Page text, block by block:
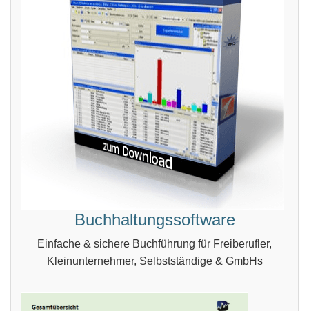
Buchhaltungssoftware
Einfache & sichere Buchführung für Freiberufler,
Kleinunternehmer, Selbstständige & GmbHs